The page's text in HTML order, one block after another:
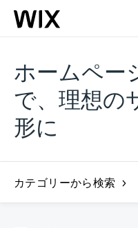
ホームペー
で、理想の
形に
カテゴリーから検索